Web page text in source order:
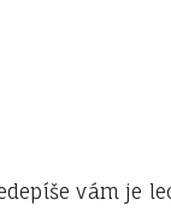
vám je